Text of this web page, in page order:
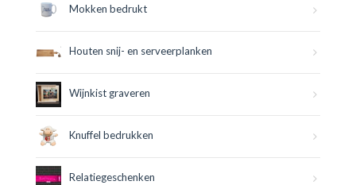
Mokken bedrukt
Houten snij- en serveerplanken
Wijnkist graveren
Knuffel bedrukken
Relatiegeschenken